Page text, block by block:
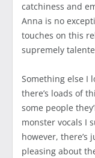
catchiness and
Anna is no
touches on this
supremely
Something else I
there’s loads of
some people
monster vocals I
however, there’s
pleasing about